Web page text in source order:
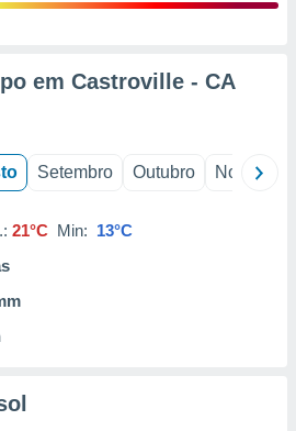
em Castroville - CA
Setembro Outubro Novembro
21°C Min: 13°C